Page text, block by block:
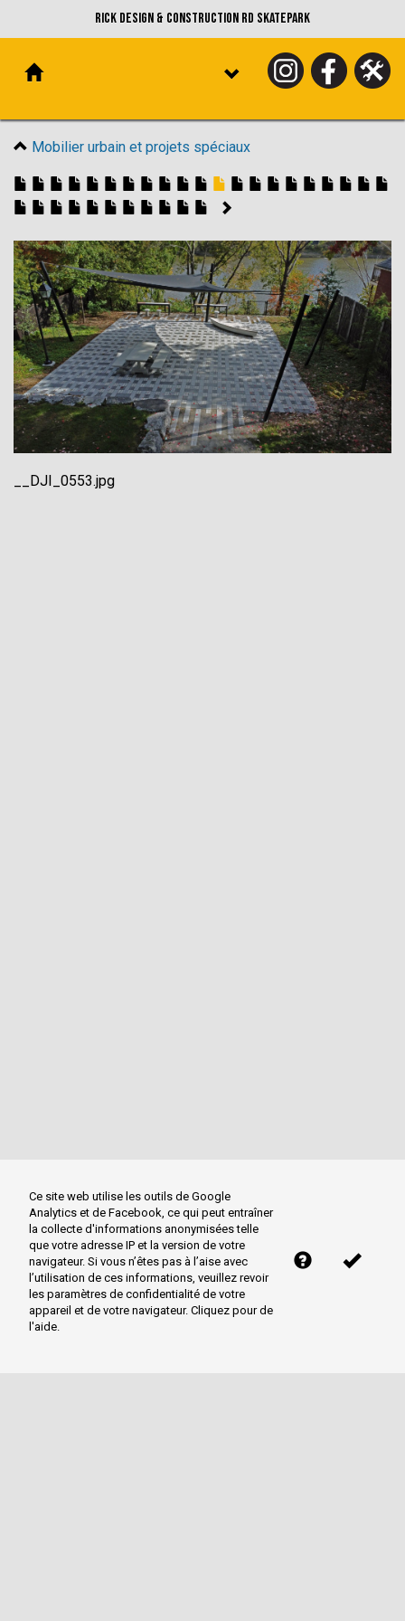
Rick Design & Construction RD Skatepark
Mobilier urbain et projets spéciaux
__DJI_0553.jpg
Ce site web utilise les outils de Google
Analytics et de Facebook, ce qui peut entraîner
la collecte d'informations anonymisées telle
que votre adresse IP et la version de votre
navigateur. Si vous n’êtes pas à l’aise avec
l’utilisation de ces informations, veuillez revoir
les paramètres de confidentialité de votre
appareil et de votre navigateur. Cliquez pour de
l'aide.